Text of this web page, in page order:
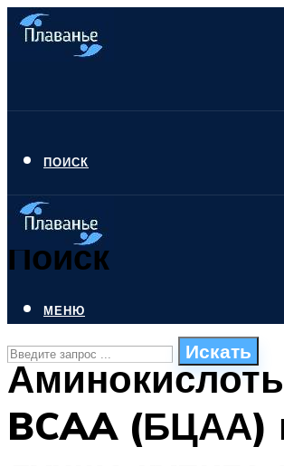
ПОИСК
Поиск
Искать
ПЛАВАНЬЕ ДЛЯ ДЕТЕЙ
МЕНЮ
BCAA (БЦАА)